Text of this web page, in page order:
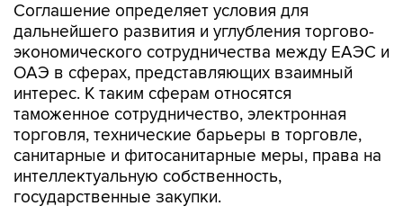
Соглашение определяет условия для
дальнейшего развития и углубления торгово-
экономического сотрудничества между ЕАЭС и
ОАЭ в сферах, представляющих взаимный
интерес. К таким сферам относятся
таможенное сотрудничество, электронная
торговля, технические барьеры в торговле,
санитарные и фитосанитарные меры, права на
интеллектуальную собственность,
государственные закупки.